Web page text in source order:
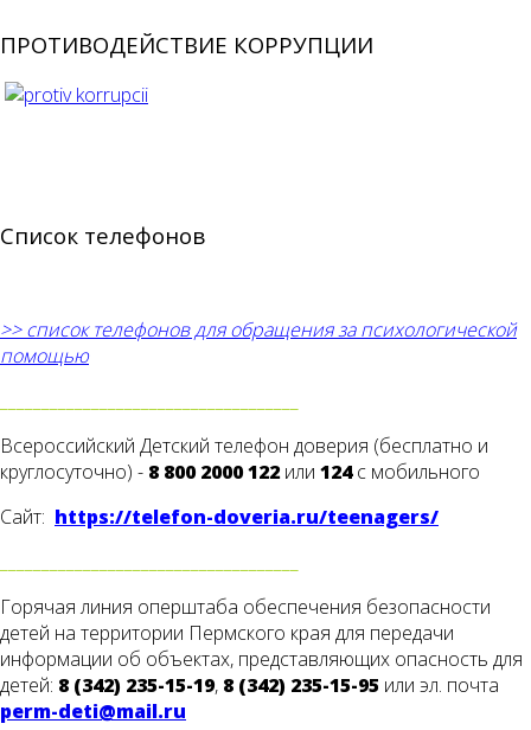
ПРОТИВОДЕЙСТВИЕ КОРРУПЦИИ
Список телефонов
>> список телефонов для обращения за психологической
помощью
Всероссийский Детский телефон доверия (бесплатно и
круглосуточно) - 8 800 2000 122или 124с мобильного
Сайт: https://telefon-doveria.ru/teenagers/
Горячая линия оперштаба обеспечения безопасности
детей на территории Пермского края для передачи
информации об объектах, представляющих опасность для
детей: 8 (342) 235-15-19, 8 (342) 235-15-95 или эл. почта
perm-deti@mail.ru